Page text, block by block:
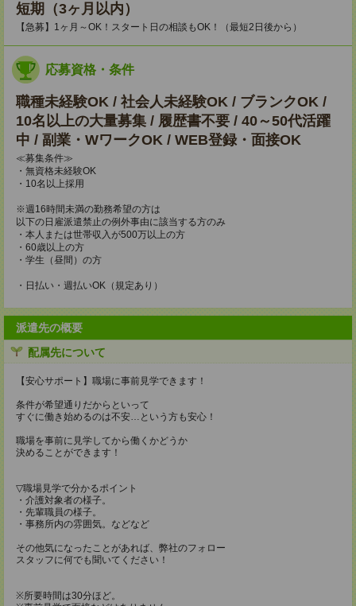
短期（3ヶ月以内）
【急募】1ヶ月～OK！スタート日の相談もOK！（最短2日後から）
応募資格・条件
職種未経験OK / 社会人未経験OK / ブランクOK /
10名以上の大量募集 / 履歴書不要 / 40～50代活躍
中 / 副業・WワークOK / WEB登録・面接OK
≪募集条件≫
・無資格未経験OK
・10名以上採用
※週16時間未満の勤務希望の方は
以下の日雇派遣禁止の例外事由に該当する方のみ
・本人または世帯収入が500万以上の方
・60歳以上の方
・学生（昼間）の方
・日払い・週払いOK（規定あり）
派遣先の概要
配属先について
【安心サポート】職場に事前見学できます！
条件が希望通りだからといって
すぐに働き始めるのは不安…という方も安心！
職場を事前に見学してから働くかどうか
決めることができます！
▽職場見学で分かるポイント
・介護対象者の様子。
・先輩職員の様子。
・事務所内の雰囲気。などなど
その他気になったことがあれば、弊社のフォロー
スタッフに何でも聞いてください！
※所要時間は30分ほど。